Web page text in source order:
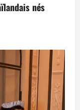
nés